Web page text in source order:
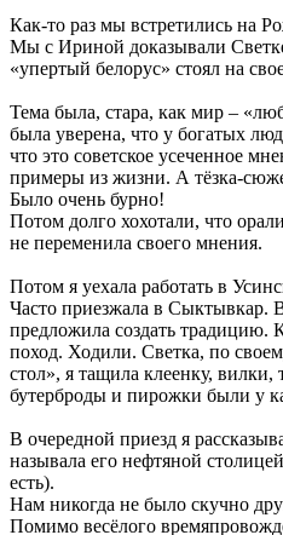
Как-то раз мы встретились на
Мы с Ириной доказывали
«упертый белорус» стоял на
Тема была, стара, как мир –
была уверена, что у богатых
что это советское усеченное
примеры из жизни. А тёзка-
Было очень бурно!
Потом долго хохотали, что
не переменила своего мнения.
Потом я уехала работать в
Часто приезжала в Сыктывкар.
предложила создать традицию.
поход. Ходили. Светка, по
стол», я тащила клеенку, вилки,
бутерброды и пирожки были у
В очередной приезд я
называла его нефтяной
есть).
Нам никогда не было скучно
Помимо весёлого